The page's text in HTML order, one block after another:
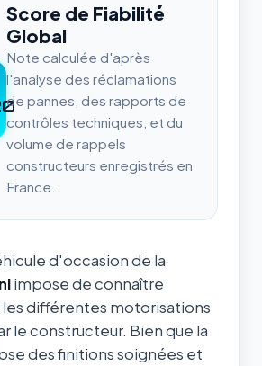
Score de Fiabilité
Global
Note calculée d'après
l'analyse des réclamations
de pannes, des rapports de
contrôles techniques, et du
volume de rappels
constructeurs enregistrés en
France.
d'occasion de la
impose de connaître
différentes motorisations
le constructeur. Bien que la
des finitions soignées et